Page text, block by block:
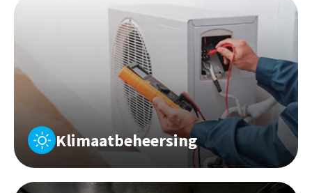
Klimaatbeheersing